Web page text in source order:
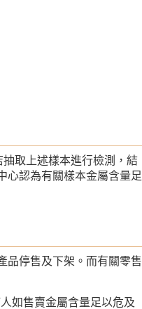
取上述樣本進行檢測，結
心認為有關樣本金屬含量足
品停售及下架。而有關零售
如售賣金屬含量足以危及